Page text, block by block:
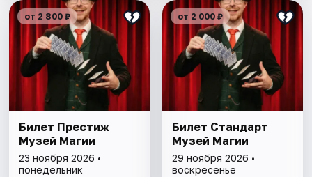
от 2 800 ₽
Билет Престиж
Музей Магии
23 ноября 2026 •
понедельник
от 2 000 ₽
Билет Стандарт
Музей Магии
29 ноября 2026 •
воскресенье